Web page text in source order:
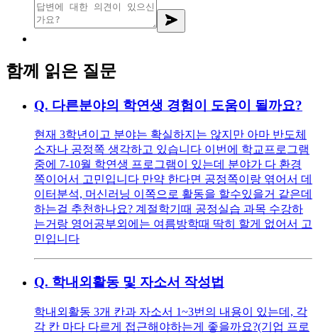
함께 읽은 질문
Q. 다른분야의 학연생 경험이 도움이 될까요?
현재 3학년이고 분야는 확실하지는 않지만 아마 반도체
소자나 공정쪽 생각하고 있습니다 이번에 학교프로그램
중에 7-10월 학연생 프로그램이 있는데 분야가 다 환경
쪽이어서 고민입니다 만약 한다면 공정쪽이랑 엮어서 데
이터분석, 머신러닝 이쪽으로 활동을 할수있을거 같은데
하는걸 추천하나요? 계절학기때 공정실습 과목 수강하
는거랑 영어공부외에는 여름방학때 딱히 할게 없어서 고
민입니다
Q. 학내외활동 및 자소서 작성법
학내외활동 3개 칸과 자소서 1~3번의 내용이 있는데, 각
각 칸 마다 다르게 접근해야하는게 좋을까요?(기업 프로